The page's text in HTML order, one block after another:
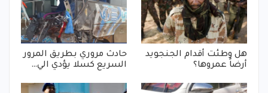
هل وطئت أقدام الجنجويد
أرضاً عمروها؟
حادث مروري بطريق المرور
السريع كسلا يؤدي الي…